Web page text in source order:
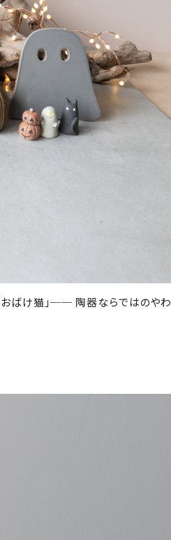
「おばけ猫」── 陶器ならではのやわ